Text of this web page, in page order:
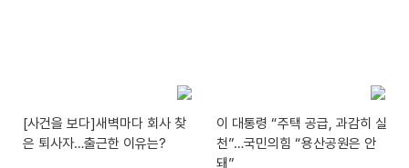
[사건을 보다]새벽마다 회사 찾
은 퇴사자…출근한 이유는?
이 대통령 “주택 공급, 과감히 실
천”…국민의힘 “용산공원은 안
돼”